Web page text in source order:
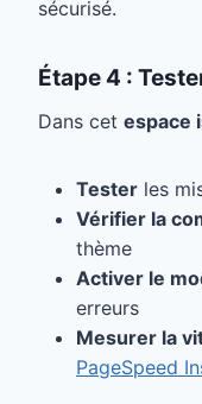
sécurisé.
Étape 4 :
Dans cet espace
Tester les
Vérifier la
thème
Activer le
erreurs
Mesurer la
PageSpeed